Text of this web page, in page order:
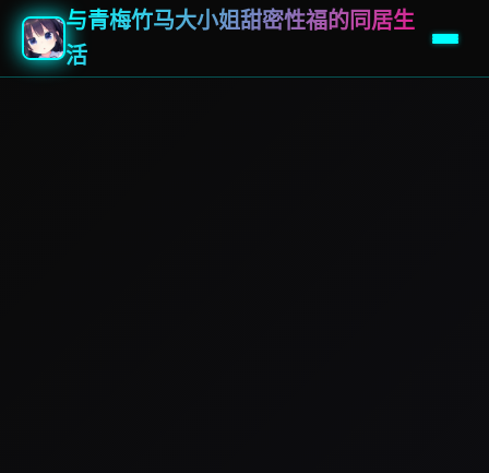
与青梅竹马大小姐甜密性福的同居生
活